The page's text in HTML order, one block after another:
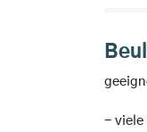
- viele